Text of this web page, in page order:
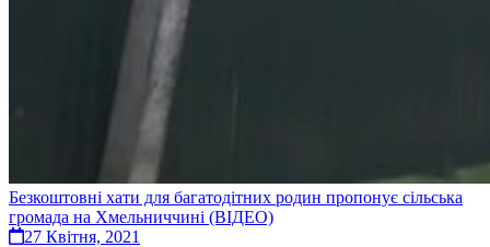
Безкоштовні хати для багатодітних родин пропонує сільська
громада на Хмельниччині (ВІДЕО)
27 Квітня, 2021